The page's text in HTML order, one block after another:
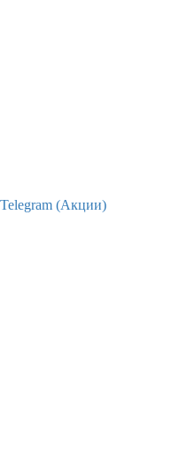
Telegram (Акции)